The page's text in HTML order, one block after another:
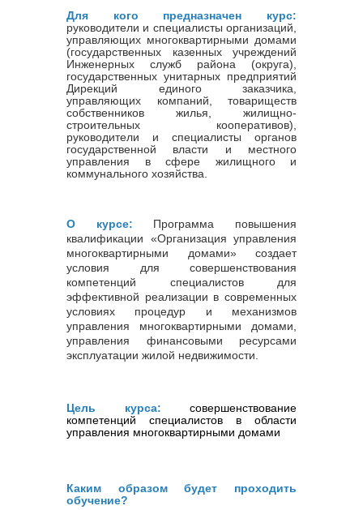
Для кого предназначен курс:
руководители и специалисты организаций,
управляющих многоквартирными домами
(государственных казенных учреждений
Инженерных служб района (округа),
государственных унитарных предприятий
Дирекций единого заказчика,
управляющих компаний, товариществ
собственников жилья, жилищно-
строительных кооперативов),
руководители и специалисты органов
государственной власти и местного
управления в сфере жилищного и
коммунального хозяйства.
О курсе: Программа повышения
квалификации «Организация управления
многоквартирными домами» создает
условия для совершенствования
компетенций специалистов для
эффективной реализации в современных
условиях процедур и механизмов
управления многоквартирными домами,
управления финансовыми ресурсами
эксплуатации жилой недвижимости.
Цель курса: совершенствование
компетенций специалистов в области
управления многоквартирными домами
Каким образом будет проходить
обучение?